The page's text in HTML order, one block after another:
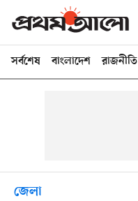
সর্বশেষ বাংলাদেশ রাজনীতি
জেলা